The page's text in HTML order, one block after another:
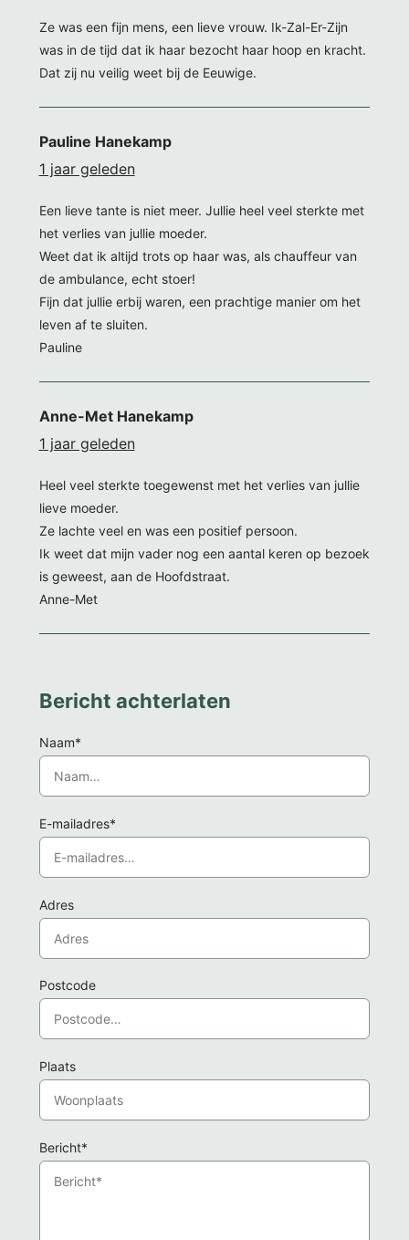
Ze was een fijn mens, een lieve vrouw. Ik-Zal-Er-Zijn
was in de tijd dat ik haar bezocht haar hoop en kracht.
Dat zij nu veilig weet bij de Eeuwige.
Pauline Hanekamp
1 jaar geleden
Een lieve tante is niet meer. Jullie heel veel sterkte met
het verlies van jullie moeder.
Weet dat ik altijd trots op haar was, als chauffeur van
de ambulance, echt stoer!
Fijn dat jullie erbij waren, een prachtige manier om het
leven af te sluiten.
Pauline
Anne-Met Hanekamp
1 jaar geleden
Heel veel sterkte toegewenst met het verlies van jullie
lieve moeder.
Ze lachte veel en was een positief persoon.
Ik weet dat mijn vader nog een aantal keren op bezoek
is geweest, aan de Hoofdstraat.
Anne-Met
Bericht achterlaten
Naam*
E-mailadres*
Adres
Postcode
Plaats
Bericht*